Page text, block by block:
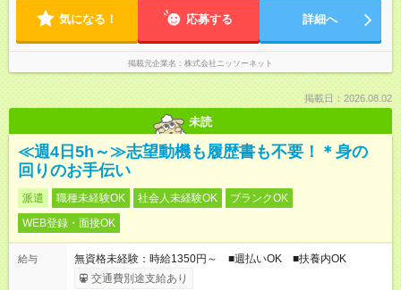
気になる！ 応募する 詳細へ
掲載元企業名 株式会社ニッソーネット
掲載日：2026.08.02
未読
≪週4日5h～≫志望動機も履歴書も不要！＊身の
回りのお手伝い
派遣 職種未経験OK 社会人未経験OK
ブランクOK
WEB登録・面接OK
給与
無資格未経験：時給1350円～ ■週払いOK ■扶養内OK
交通費別途支給あり